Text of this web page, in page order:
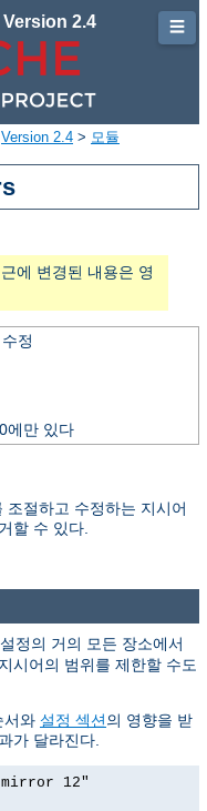
2.4
Version 2.4 > 모듈
에 변경된 내용은 영
정
에만 있다
절하고 수정하는 지시어
할 수 있다.
정의 거의 모든 장소에서
시어의 범위를 제한할 수도
서와 설정 섹션의 영향을 받
가 달라진다.
12"
☰